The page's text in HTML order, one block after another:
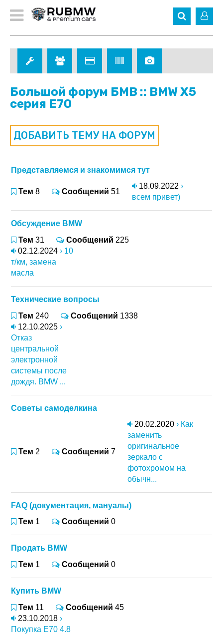
Большой форум БМВ :: BMW X5
серия E70
ДОБАВИТЬ ТЕМУ НА ФОРУМ
Представляемся и знакомимся тут
Тем 8 Сообщений 51
18.09.2022 ›
всем привет)
Обсуждение BMW
Тем 31 Сообщений 225
02.12.2024 › 10
т/км, замена
масла
Технические вопросы
Тем 240 Сообщений 1338
12.10.2025 ›
Отказ
центральной
электронной
системы после
дождя. BMW ...
Советы самоделкина
Тем 2 Сообщений 7
20.02.2020 › Как
заменить
оригинальное
зеркало с
фотохромом на
обычн...
FAQ (документация, мануалы)
Тем 1 Сообщений 0
Продать BMW
Тем 1 Сообщений 0
Купить BMW
Тем 11 Сообщений 45
23.10.2018 ›
Покупка Е70 4.8